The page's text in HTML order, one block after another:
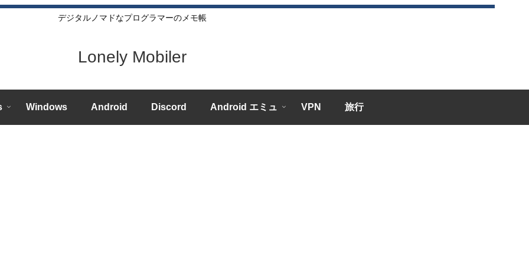
デジタルノマドなプログラマーのメモ帳
Lonely Mobiler
Windows Android Discord Android エミュ VPN 旅行